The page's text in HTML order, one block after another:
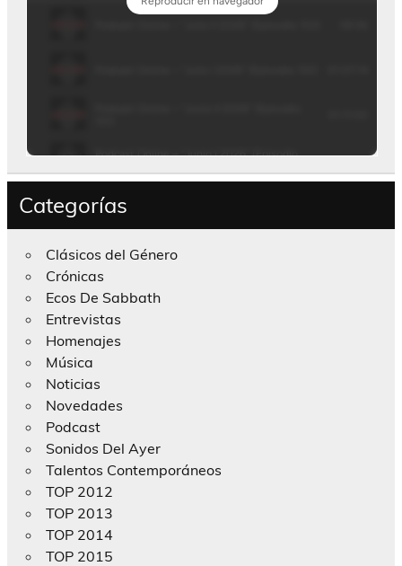
Categorías
Clásicos del Género
Crónicas
Ecos De Sabbath
Entrevistas
Homenajes
Música
Noticias
Novedades
Podcast
Sonidos Del Ayer
Talentos Contemporáneos
TOP 2012
TOP 2013
TOP 2014
TOP 2015